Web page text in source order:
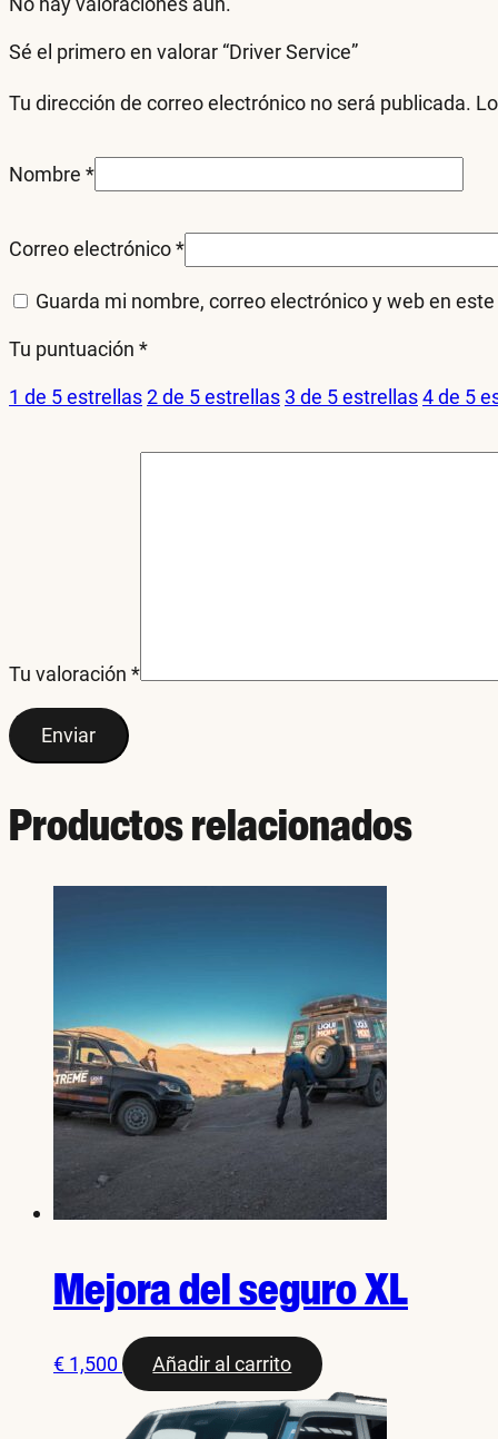
Sé el primero en valorar “Driver Service”
Tu dirección de correo electrónico no será publicada.
Nombre *
Correo electrónico*
Guarda mi nombre, correo electrónico y web en
Tu puntuación *
1 de 5 estrellas2 de 5 estrellas 3 de 5 estrellas4 de 5
Tu valoración *
Productos relacionados
Mejora del seguro XL
€ 1,500 Añadir al carrito